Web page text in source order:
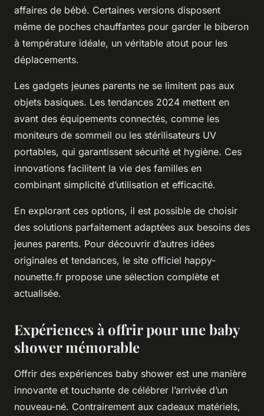
affaires de bébé. Certaines versions disposent
même de poches chauffantes pour garder le biberon
à température idéale, un véritable atout pour les
déplacements.
Les gadgets jeunes parents ne se limitent pas aux
objets basiques. Les tendances 2024 mettent en
avant des équipements connectés, comme les
moniteurs de sommeil ou les stérilisateurs UV
portables, qui garantissent sécurité et hygiène. Ces
innovations facilitent la vie des familles en
combinant simplicité d’utilisation et efficacité.
En explorant ces options, il est possible de choisir
des solutions parfaitement adaptées aux besoins des
jeunes parents. Pour découvrir d’autres idées
originales et tendances, le site officiel happy-
nounette.fr propose une sélection complète et
actualisée.
Expériences à offrir pour une baby
shower mémorable
Offrir des expériences baby shower est une manière
innovante et touchante de célébrer l’arrivée d’un
nouveau-né. Contrairement aux cadeaux matériels,